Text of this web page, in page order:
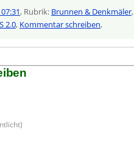
, Rubrik: Brunnen & Denkmäler,
2.0, Kommentar schreiben,